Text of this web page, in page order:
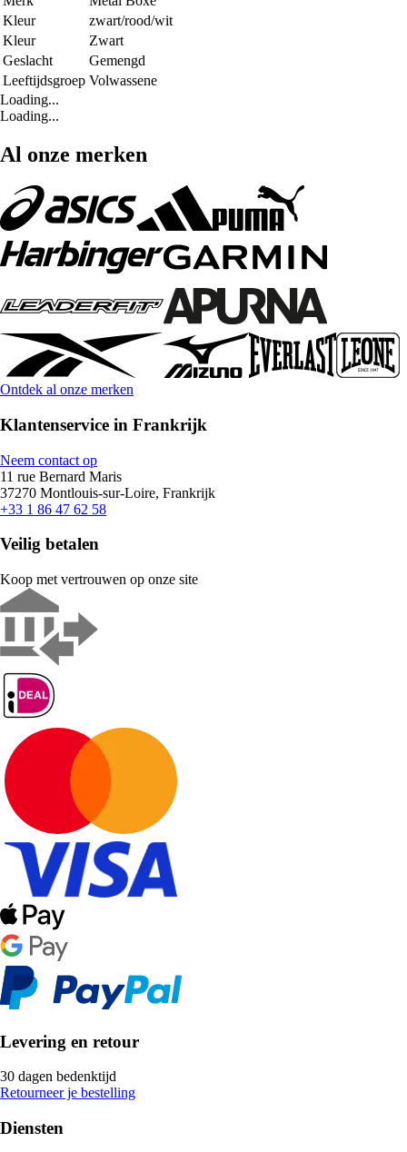
Kleur
zwart/rood/wit
Kleur
Zwart
Geslacht
Gemengd
Leeftijdsgroep Volwassene
Loading...
Loading...
Al onze merken
Ontdek al onze merken
Klantenservice in Frankrijk
Neem contact op
11 rue Bernard Maris
37270 Montlouis-sur-Loire, Frankrijk
+33 1 86 47 62 58
Veilig betalen
Koop met vertrouwen op onze site
Levering en retour
30 dagen bedenktijd
Retourneer je bestelling
Diensten